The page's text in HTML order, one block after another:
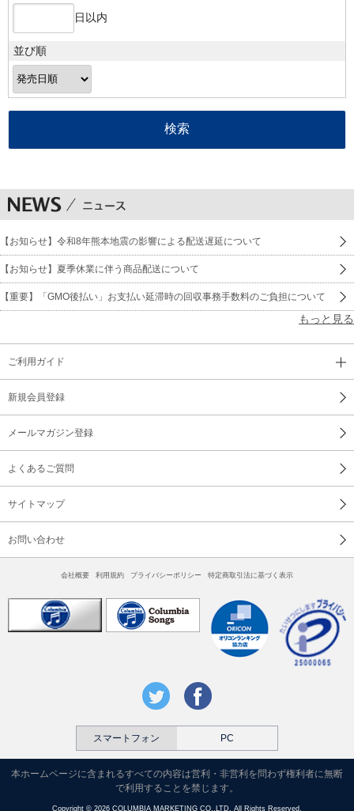
日以内
並び順
【お知らせ】令和8年熊本地震の影響による配送遅延について
【お知らせ】夏季休業に伴う商品配送について
【重要】「GMO後払い」お支払い延滞時の回収事務手数料のご負担について
もっと見る
ご利用ガイド
新規会員登録
メールマガジン登録
よくあるご質問
サイトマップ
お問い合わせ
会社概要 利用規約 プライバシーポリシー 特定商取引法に基づく表示
スマートフォン PC
本ホームページに含まれるすべての内容は営利・非営利を問わず権利者に無断
で利用することを禁じます。
Copyright © 2026 COLUMBIA MARKETING CO.,LTD. All Rights Reserved.